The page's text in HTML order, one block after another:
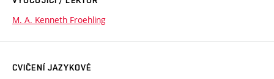
M. A. Kenneth Froehling
CVIČENÍ JAZYKOVÉ